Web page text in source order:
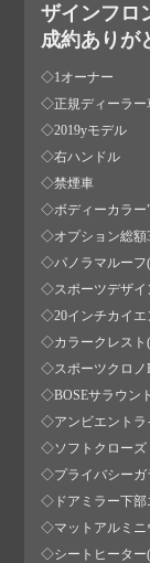
ザインフ
成約ありが
◇1オーナー
◇正規ディーラー
◇2019yモデル
◇右ハンドル
◇禁煙車
◇ボディーカラー
◇オプション総額
◇パノラマルーフ(
◇スポーツデザイ
◇20インチカイエ
◇カラークレスト
◇スポーツクロノ
◇BOSEサラウン
◇アンビエントラ
◇ソフトクローズ
◇プライバシーガ
◇ドアミラー下部
◇マットアルミニ
◇シートヒーター(